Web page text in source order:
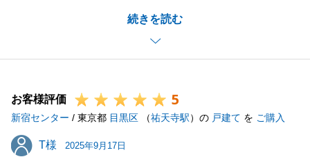
続きを読む
お引き渡しまで完了しましてホッとしております。
_これからご新居へのお引越しなどもございますの
で、引き続きサポートさせて頂きます。
閉じる
お客様評価 5
新宿センター / 東京都 目黒区 （祐天寺駅）の 戸建て を ご購入
T様
T様 2025年9月17日